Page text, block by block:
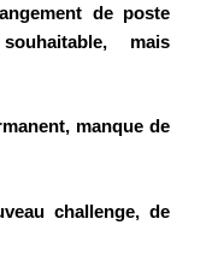
de poste
mais
manque de
challenge, de